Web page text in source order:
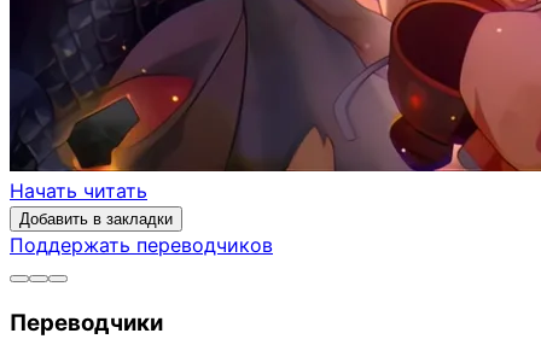
Начать читать
Добавить в закладки
Поддержать переводчиков
Переводчики